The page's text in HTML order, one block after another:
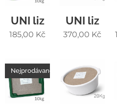
UNI liz
185,00 Kč
UNI liz
370,00 Kč
Nejprodávanější